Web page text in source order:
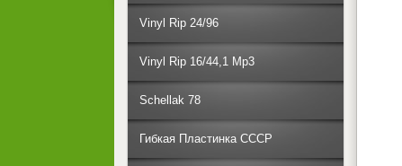
Vinyl Rip 24/96
Vinyl Rip 16/44,1 Mp3
Schellak 78
Гибкая Пластинка СССР